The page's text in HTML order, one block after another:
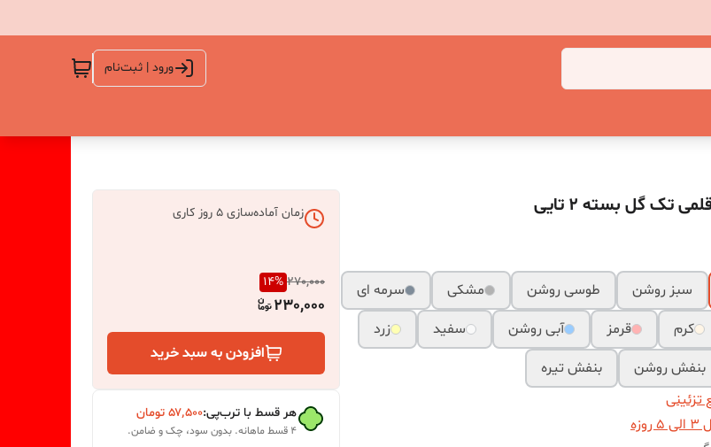
ورود | ثبت‌نام
تک گل بسته 2 تایی
سبز روشن طوسی روشن مشکی
سرمه ای
کرم قرمز آبی روشن سفید
زرد
بنفش روشن
بنفش تیره
زمان آماده‌سازی 5 روز کاری
270,000
14%
230,000
افزودن به سبد خرید
هر قسط با ترب‌پی:۵۷٬۵۰۰ تومان
۴ قسط ماهانه. بدون سود، چک و ضامن.